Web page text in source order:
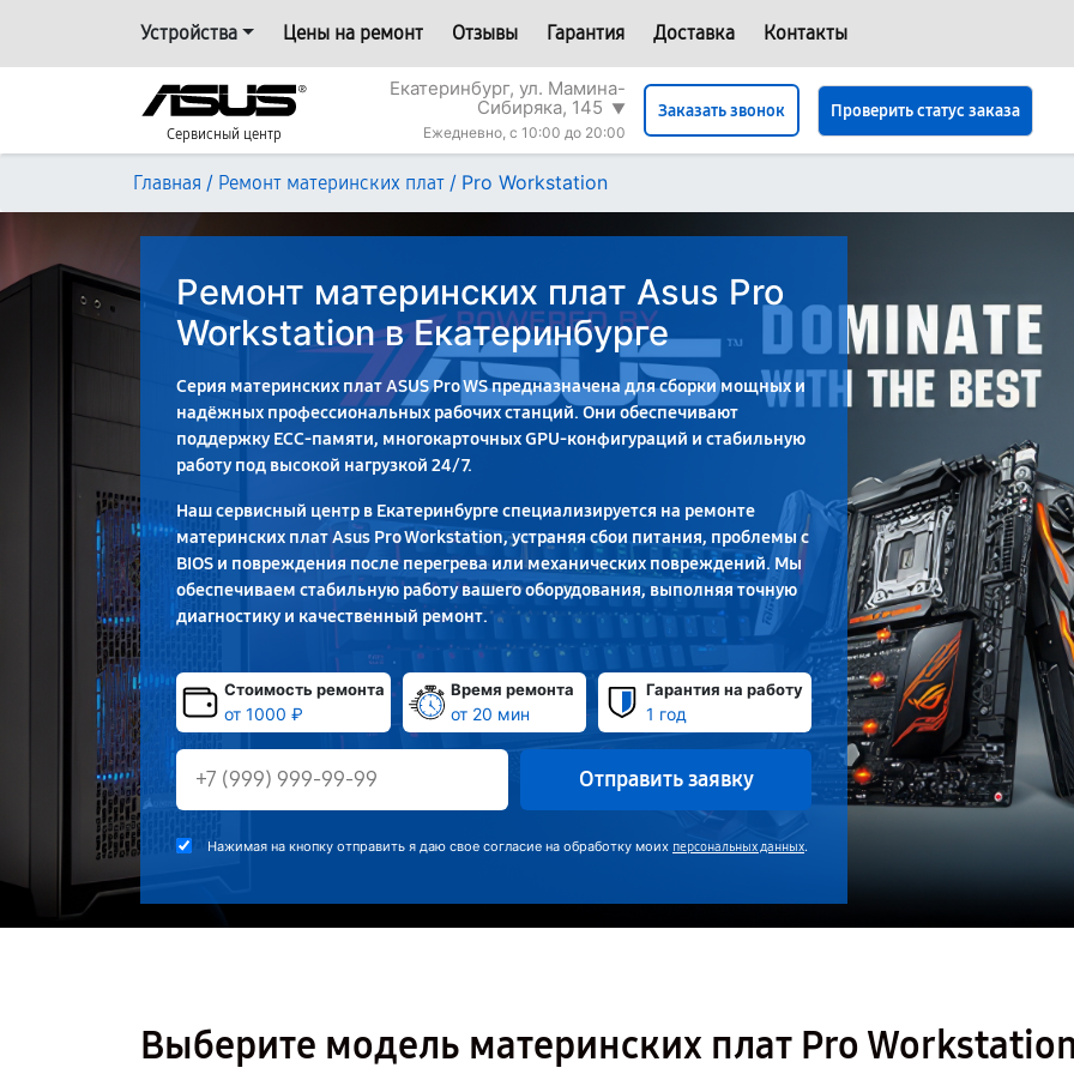
Устройства Цены на ремонт Отзывы Гарантия Доставка Контакты
Сервисный центр
Екатеринбург, ул. Мамина-
Сибиряка, 145 ▼
Ежедневно, с 10:00 до 20:00
Заказать звонок Проверить статус заказа
Главная / Ремонт материнских плат / Pro Workstation
Ремонт материнских плат Asus Pro
Workstation в Екатеринбурге
Серия материнских плат ASUS Pro WS предназначена для сборки мощных и
надёжных профессиональных рабочих станций. Они обеспечивают
поддержку ECC-памяти, многокарточных GPU-конфигураций и стабильную
работу под высокой нагрузкой 24/7.
Наш сервисный центр в Екатеринбурге специализируется на ремонте
материнских плат Asus Pro Workstation, устраняя сбои питания, проблемы с
BIOS и повреждения после перегрева или механических повреждений. Мы
обеспечиваем стабильную работу вашего оборудования, выполняя точную
диагностику и качественный ремонт.
Стоимость ремонта
от 1000 ₽
Время ремонта
от 20 мин
Гарантия на работу
1 год
Отправить заявку
Нажимая на кнопку отправить я даю свое согласие на обработку моих персональных данных.
Выберите модель материнских плат Pro